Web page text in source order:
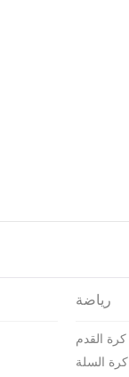
رياضة
كرة القدم
كرة السلة